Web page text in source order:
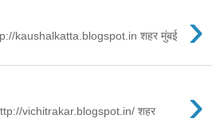
›
kaushalkatta.blogspot.in शहर मुंबई
›
vichitrakar.blogspot.in/ शहर